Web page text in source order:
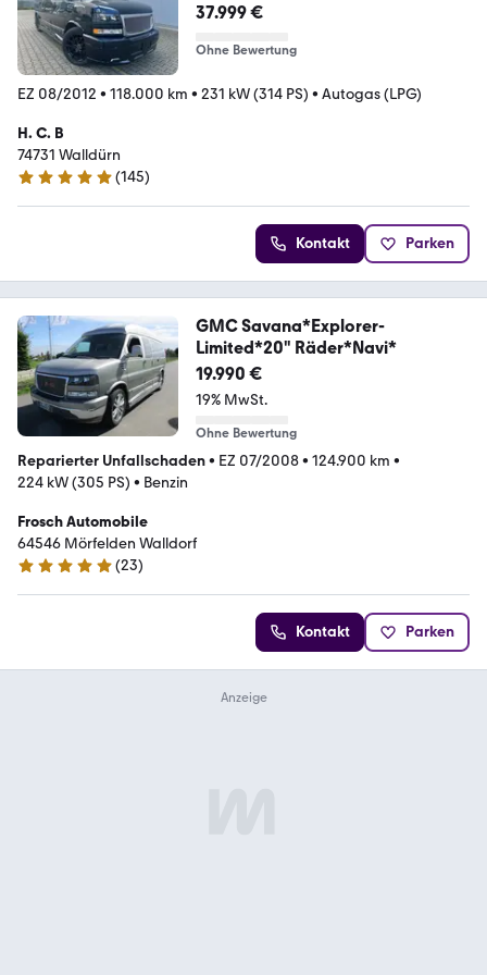
37.999 €
Ohne Bewertung
EZ 08/2012 • 118.000 km • 231 kW (314 PS) • Autogas (LPG)
H. C. B
74731 Walldürn
4.9 Sterne
(145)
Kontakt Parken
GMC Savana*Explorer-
Limited*20" Räder*Navi*
19.990 €
19% MwSt.
Ohne Bewertung
Reparierter Unfallschaden• EZ 07/2008• 124.900 km •
224 kW (305 PS) • Benzin
Frosch Automobile
64546 Mörfelden Walldorf
5 Sterne
(23)
Kontakt Parken